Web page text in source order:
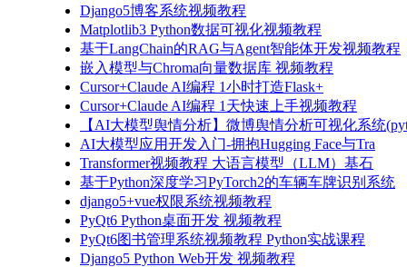
Django5博客系统视频教程
Matplotlib3 Python数据可视化视频教程
基于LangChain的RAG与Agent智能体开发视频教程
嵌入模型与Chroma向量数据库 视频教程
Cursor+Claude AI编程 1小时打造Flask+
Cursor+Claude AI编程 1天快速上手视频教程
【AI大模型舆情分析】微博舆情分析可视化系统
AI大模型应用开发入门-拥抱Hugging Face与Tra
Transformer视频教程 大语言模型（LLM）基石
基于Python深度学习PyTorch2的车辆车牌识别系统
django5+vue权限系统视频教程
PyQt6 Python桌面开发 视频教程
PyQt6图书管理系统视频教程 Python实战课程
Django5 Python Web开发 视频教程